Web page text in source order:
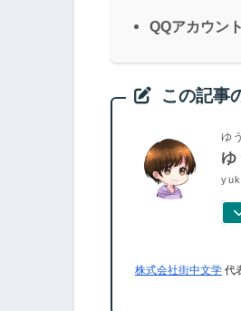
QQアカウン
この記事
ゆ
ゆ
株式会社街中文学代